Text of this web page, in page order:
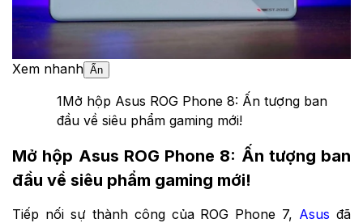
Xem nhanh Ẩn
1Mở hộp Asus ROG Phone 8: Ấn tượng ban
đầu về siêu phẩm gaming mới!
Mở hộp Asus ROG Phone 8: Ấn tượng ban
đầu về siêu phẩm gaming mới!
Tiếp nối sự thành công của ROG Phone 7, Asus đã